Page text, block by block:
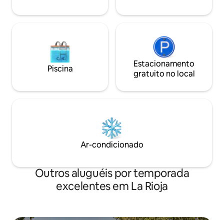
Piscina
Estacionamento
gratuito no local
Ar-condicionado
Outros aluguéis por temporada
excelentes em La Rioja